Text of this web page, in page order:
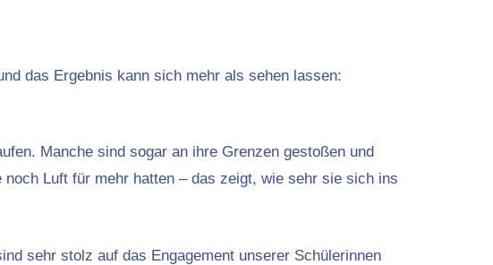
das Ergebnis kann sich mehr als sehen lassen:
Manche sind sogar an ihre Grenzen gestoßen und
Luft für mehr hatten – das zeigt, wie sehr sie sich ins
sehr stolz auf das Engagement unserer Schülerinnen